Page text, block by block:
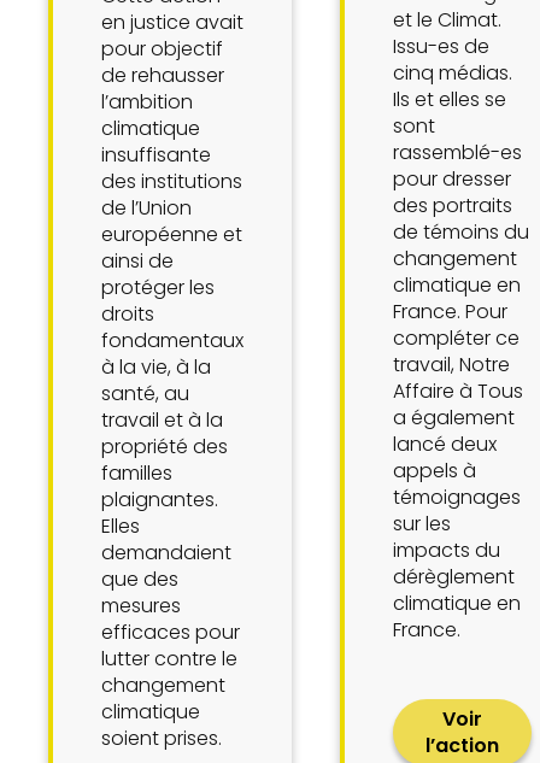
en justice avait
pour objectif
de rehausser
l’ambition
climatique
insuffisante
des institutions
de l’Union
européenne et
ainsi de
protéger les
droits
fondamentaux
à la vie, à la
santé, au
travail et à la
propriété des
familles
plaignantes.
Elles
demandaient
que des
mesures
efficaces pour
lutter contre le
changement
climatique
soient prises.
et le Climat.
Issu-es de
cinq médias.
Ils et elles se
sont
rassemblé-es
pour dresser
des portraits
de témoins du
changement
climatique en
France. Pour
compléter ce
travail, Notre
Affaire à Tous
a également
lancé deux
appels à
témoignages
sur les
impacts du
dérèglement
climatique en
France.
Voir
l’action